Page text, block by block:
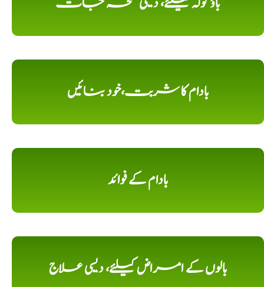
بادام کا شربت،خود بنائیں
بادام کے فوائد
بالوں کے امراض کیلئے، دیسی علاج